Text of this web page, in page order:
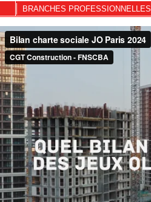
BRANCHES PROFESSIONNELLES